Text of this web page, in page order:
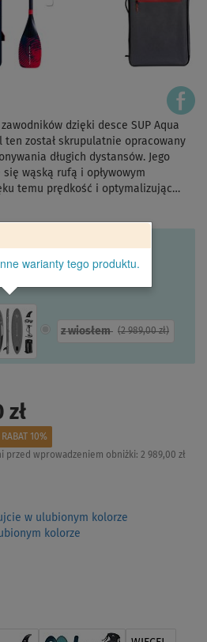
dzięki desce SUP Aqua
ten został skrupulatnie opracowany
długich dystansów. Jego
wąską rufą i opływowym
temu prędkość i optymalizując…
warianty tego produktu.
z wiosłem (2 989,00 zł)
zł
RABAT 10%
przed wprowadzeniem obniżki: 2 989,00 zł
w ulubionym kolorze
kolorze